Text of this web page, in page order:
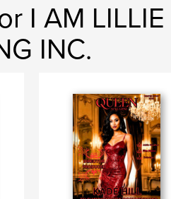
I AM LILLIE
INC.